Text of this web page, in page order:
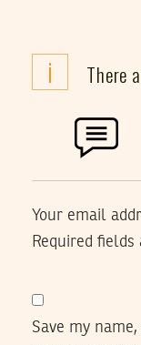
i There
Your email
Required fields
Save my